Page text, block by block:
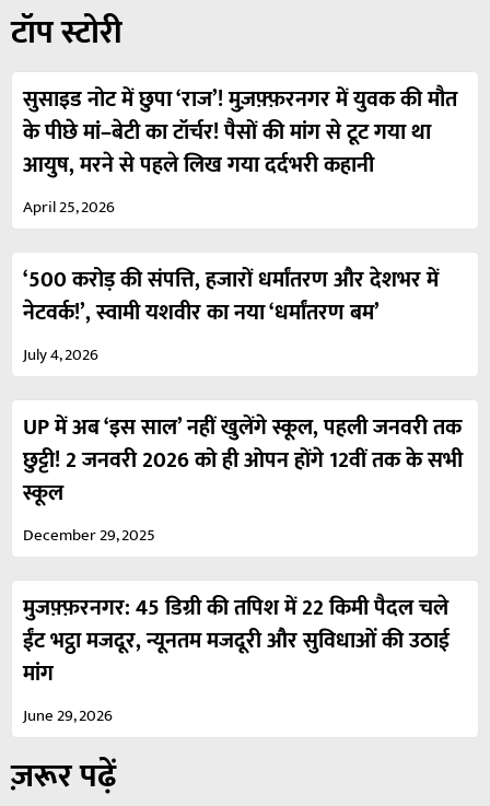
टॉप स्टोरी
सुसाइड नोट में छुपा ‘राज’! मुज़फ़्फ़रनगर में युवक की मौत
के पीछे मां–बेटी का टॉर्चर! पैसों की मांग से टूट गया था
आयुष, मरने से पहले लिख गया दर्दभरी कहानी
April 25, 2026
‘500 करोड़ की संपत्ति, हजारों धर्मांतरण और देशभर में
नेटवर्क!’, स्वामी यशवीर का नया ‘धर्मांतरण बम’
July 4, 2026
UP में अब ‘इस साल’ नहीं खुलेंगे स्कूल, पहली जनवरी तक
छुट्टी! 2 जनवरी 2026 को ही ओपन होंगे 12वीं तक के सभी
स्कूल
December 29, 2025
मुजफ़्फ़रनगर: 45 डिग्री की तपिश में 22 किमी पैदल चले
ईंट भट्ठा मजदूर, न्यूनतम मजदूरी और सुविधाओं की उठाई
मांग
June 29, 2026
ज़रूर पढ़ें